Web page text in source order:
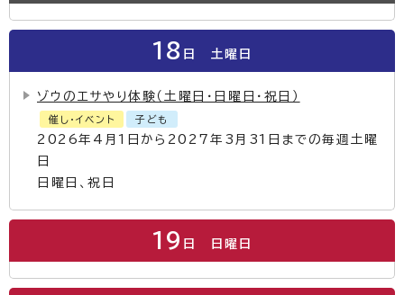
18 日 土曜日
ゾウのエサやり体験（土曜日・日曜日・祝日）
催し・イベント 子ども
2026年4月1日から2027年3月31日までの毎週土曜
日
日曜日、祝日
19 日 日曜日